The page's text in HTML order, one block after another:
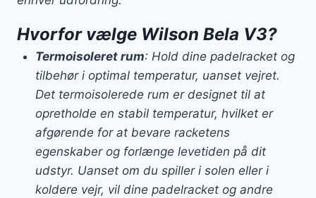
Hvorfor vælge Wilson Bela V3?
Termoisoleret rum: Hold dine padelracket og
tilbehør i optimal temperatur, uanset vejret.
Det termoisolerede rum er designet til at
opretholde en stabil temperatur, hvilket er
afgørende for at bevare racketens
egenskaber og forlænge levetiden på dit
udstyr. Uanset om du spiller i solen eller i
koldere vejr, vil dine padelracket og andre